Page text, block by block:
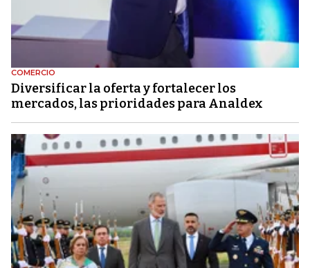
COMERCIO
Diversificar la oferta y fortalecer los
mercados, las prioridades para Analdex